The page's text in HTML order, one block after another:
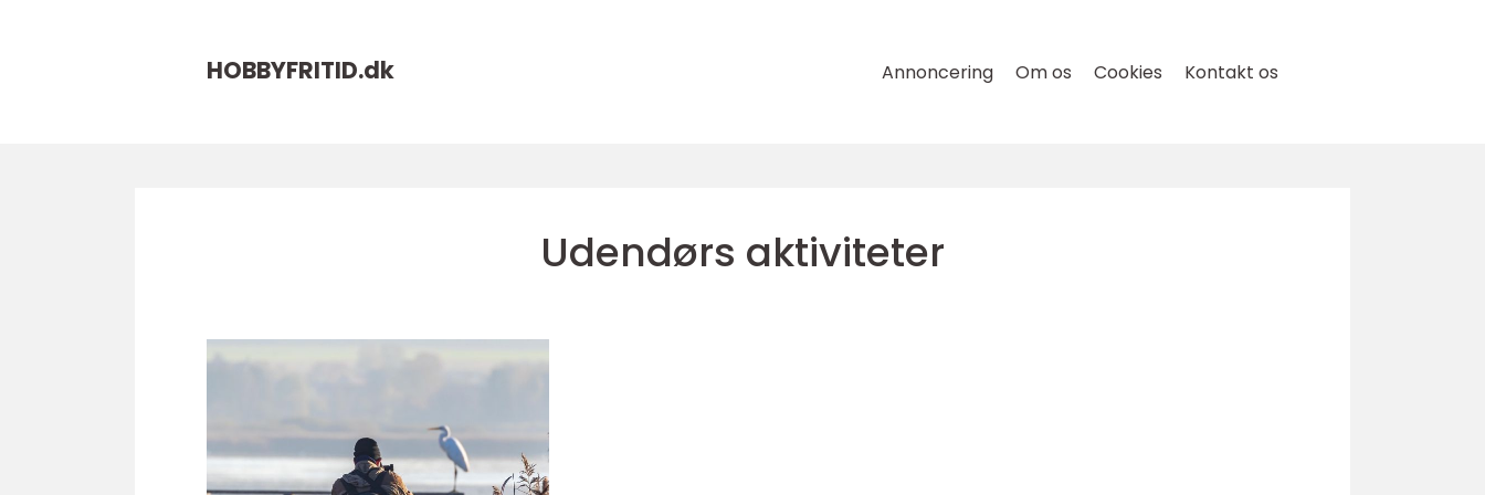
HOBBYFRITID.dk Annoncering Om os Cookies Kontakt os
Udendørs aktiviteter